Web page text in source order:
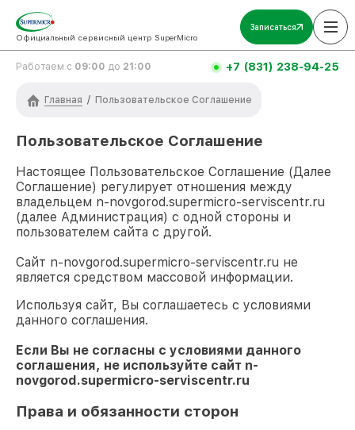
Официальный сервисный центр SuperMicro
Записаться
Работаем с 09:00 до 21:00 +7 (831) 238-94-25
Главная / Пользовательское Соглашение
Пользовательское Соглашение
Настоящее Пользовательское Соглашение (Далее
Соглашение) регулирует отношения между
владельцем n-novgorod.supermicro-serviscentr.ru
(далее Администрация) с одной стороны и
пользователем сайта с другой.
Сайт n-novgorod.supermicro-serviscentr.ru не
является средством массовой информации.
Используя сайт, Вы соглашаетесь с условиями
данного соглашения.
Если Вы не согласны с условиями данного
соглашения, не используйте сайт n-
novgorod.supermicro-serviscentr.ru
Права и обязанности сторон